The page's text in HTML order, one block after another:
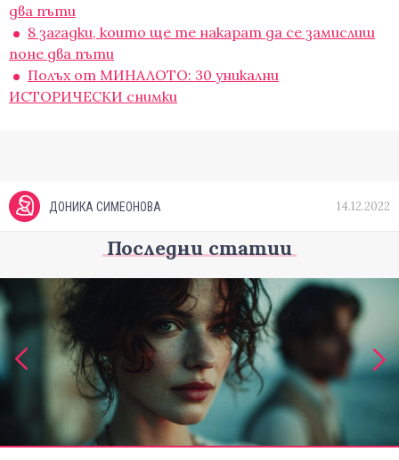
два пъти
8 загадки, които ще те накарат да се замислиш
поне два пъти
Полъх от МИНАЛОТО: 30 уникални
ИСТОРИЧЕСКИ снимки
ДОНИКА СИМЕОНОВА 14.12.2022
Последни статии